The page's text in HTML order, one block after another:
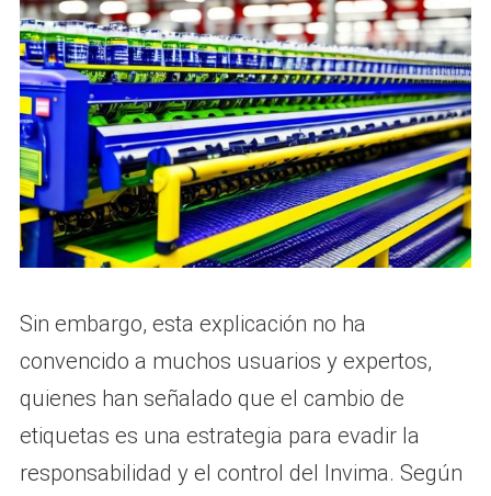
Sin embargo, esta explicación no ha
convencido a muchos usuarios y expertos,
quienes han señalado que el cambio de
etiquetas es una estrategia para evadir la
responsabilidad y el control del Invima. Según